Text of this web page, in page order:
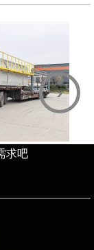
›
求吧